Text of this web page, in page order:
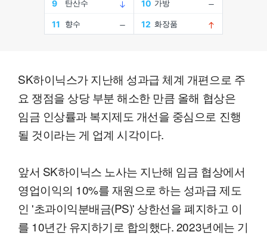
SK하이닉스가 지난해 성과급 체계 개편으로 주
요 쟁점을 상당 부분 해소한 만큼 올해 협상은
임금 인상률과 복지제도 개선을 중심으로 진행
될 것이라는 게 업계 시각이다.
앞서 SK하이닉스 노사는 지난해 임금 협상에서
영업이익의 10%를 재원으로 하는 성과급 제도
인 '초과이익분배금(PS)' 상한선을 폐지하고 이
를 10년간 유지하기로 합의했다. 2023년에는 기